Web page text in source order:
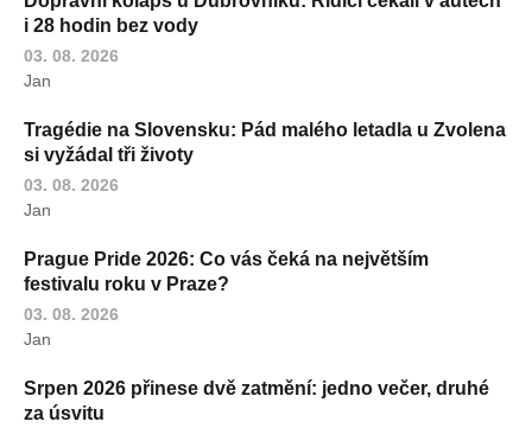
i 28 hodin bez vody
03. 08. 2026
Jan
Tragédie na Slovensku: Pád malého letadla u Zvolena
si vyžádal tři životy
03. 08. 2026
Jan
Prague Pride 2026: Co vás čeká na největším
festivalu roku v Praze?
03. 08. 2026
Jan
Srpen 2026 přinese dvě zatmění: jedno večer, druhé
za úsvitu